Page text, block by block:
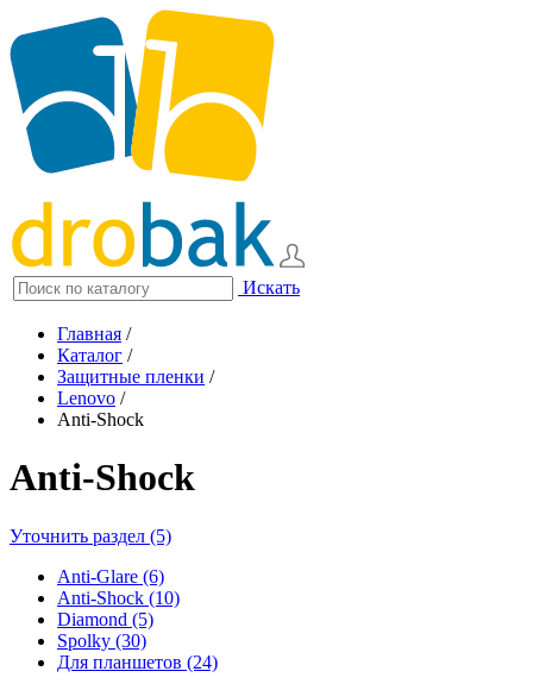
Искать
Главная /
Каталог /
Защитные пленки /
Lenovo /
Anti-Shock
Anti-Shock
Уточнить раздел (5)
Anti-Glare (6)
Anti-Shock (10)
Diamond (5)
Spolky (30)
Для планшетов (24)